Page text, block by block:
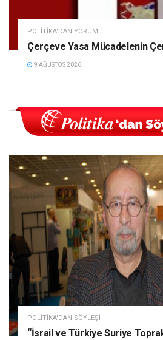
POLITIKA'DAN YORUM
Çerçeve Yasa Mücadelenin
9 AĞUSTOS 2026
POLITIKA'DAN SÖYLEŞI
“İsrail ve Türkiye Suriye